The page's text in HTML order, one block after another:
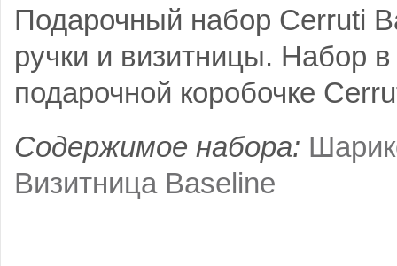
Подарочный набор Cerruti
ручки и визитницы. Набор
подарочной коробочке
Содержимое набора:
Визитница Baseline